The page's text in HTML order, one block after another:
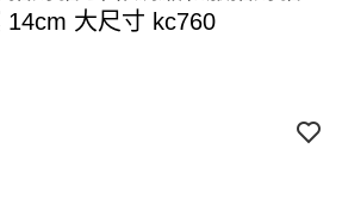
14cm 大尺寸 kc760